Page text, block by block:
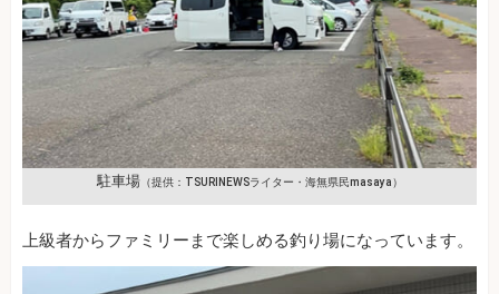
駐車場（提供：TSURINEWSライター・海無県民masaya）
上級者からファミリーまで楽しめる釣り場になっています。